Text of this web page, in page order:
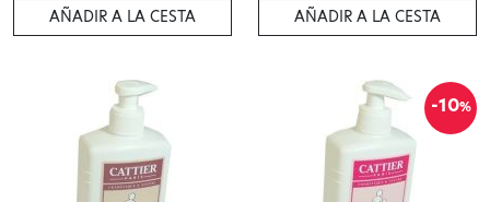
AÑADIR A LA CESTA AÑADIR A LA CESTA
-10%